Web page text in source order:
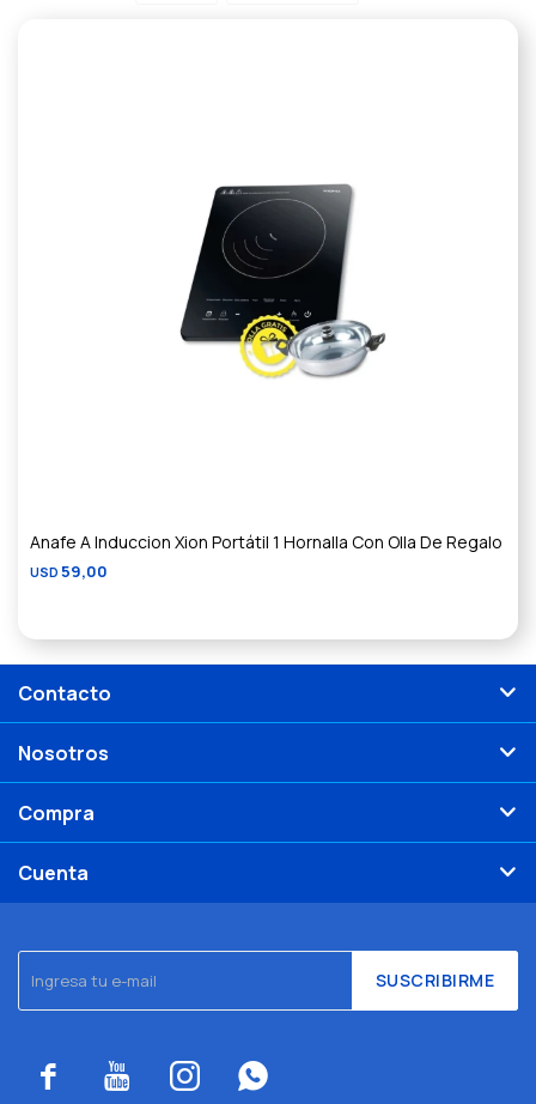
Anafe A Induccion Xion Portátil 1 Hornalla Con Olla De Regalo
USD 59,00
SUSCRIBIRME
   
Contacto
Nosotros
Compra
Cuenta